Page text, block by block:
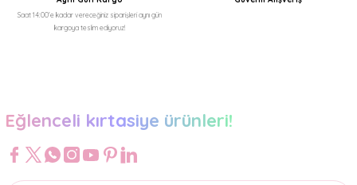
Saat 14:00'e kadar vereceğiniz siparişleri aynı gün
kargoya teslim ediyoruz!
Eğlenceli kırtasiye ürünleri!